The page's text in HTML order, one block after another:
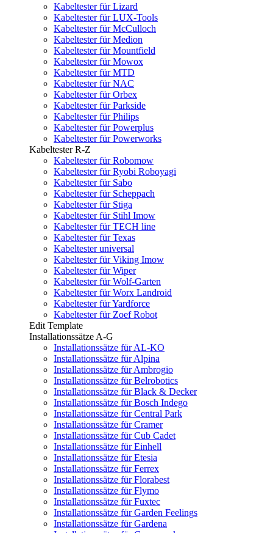
Kabeltester für Lizard
Kabeltester für LUX-Tools
Kabeltester für McCulloch
Kabeltester für Medion
Kabeltester für Mountfield
Kabeltester für Mowox
Kabeltester für MTD
Kabeltester für NAC
Kabeltester für Orbex
Kabeltester für Parkside
Kabeltester für Philips
Kabeltester für Powerplus
Kabeltester für Powerworks
Kabeltester R-Z
Kabeltester für Robomow
Kabeltester für Ryobi Roboyagi
Kabeltester für Sabo
Kabeltester für Scheppach
Kabeltester für Stiga
Kabeltester für Stihl Imow
Kabeltester für TECH line
Kabeltester für Texas
Kabeltester universal
Kabeltester für Viking Imow
Kabeltester für Wiper
Kabeltester für Wolf-Garten
Kabeltester für Worx Landroid
Kabeltester für Yardforce
Kabeltester für Zoef Robot
Edit Template
Installationssätze A-G
Installationssätze für AL-KO
Installationssätze für Alpina
Installationssätze für Ambrogio
Installationssätze für Belrobotics
Installationssätze für Black & Decker
Installationssätze für Bosch Indego
Installationssätze für Central Park
Installationssätze für Cramer
Installationssätze für Cub Cadet
Installationssätze für Einhell
Installationssätze für Etesia
Installationssätze für Ferrex
Installationssätze für Florabest
Installationssätze für Flymo
Installationssätze für Fuxtec
Installationssätze für Garden Feelings
Installationssätze für Gardena